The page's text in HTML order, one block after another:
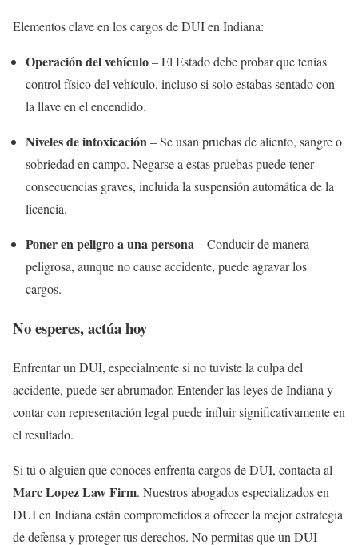
Elementos clave en los cargos de DUI en Indiana:
Operación del vehículo– El Estado debe probar que tenías
control físico del vehículo, incluso si solo estabas sentado con
la llave en el encendido.
Niveles de intoxicación– Se usan pruebas de aliento, sangre o
sobriedad en campo. Negarse a estas pruebas puede tener
consecuencias graves, incluida la suspensión automática de la
licencia.
Poner en peligro a una persona– Conducir de manera
peligrosa, aunque no cause accidente, puede agravar los
cargos.
No esperes, actúa hoy
Enfrentar un DUI, especialmente si no tuviste la culpa del
accidente, puede ser abrumador. Entender las leyes de Indiana y
contar con representación legal puede influir significativamente en
el resultado.
Si tú o alguien que conoces enfrenta cargos de DUI, contacta al
Marc Lopez Law Firm. Nuestros abogados especializados en
DUI en Indiana están comprometidos a ofrecer la mejor estrategia
de defensa y proteger tus derechos. No permitas que un DUI